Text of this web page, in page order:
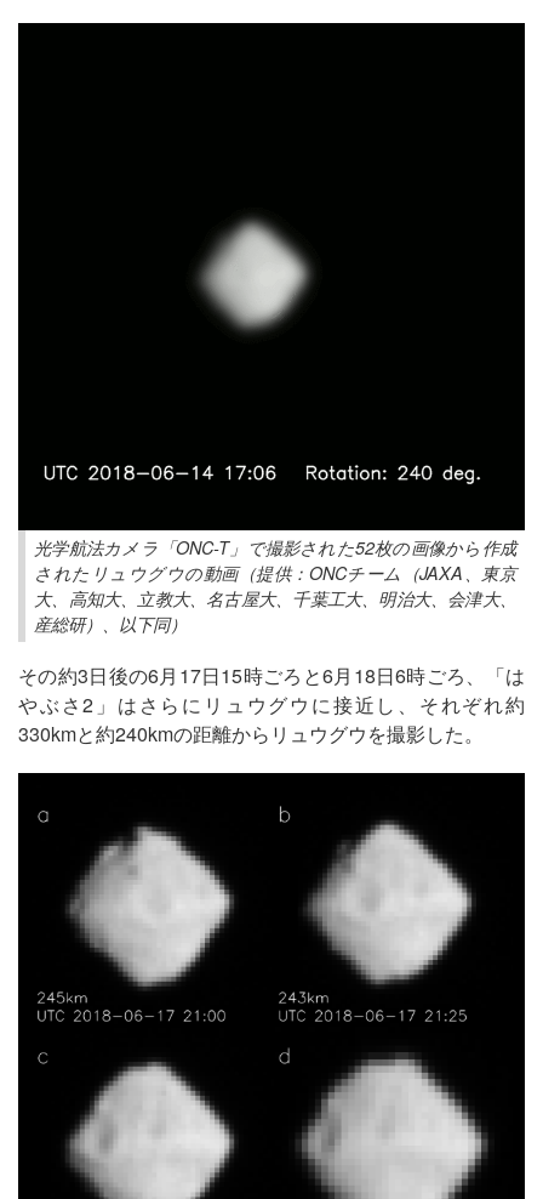
光学航法カメラ「ONC-T」で撮影された52枚の画像から作成
されたリュウグウの動画（提供：ONCチーム（JAXA、東京
大、高知大、立教大、名古屋大、千葉工大、明治大、会津大、
産総研）、以下同）
その約3日後の6月17日15時ごろと6月18日6時ごろ、「は
やぶさ2」はさらにリュウグウに接近し、それぞれ約
330kmと約240kmの距離からリュウグウを撮影した。